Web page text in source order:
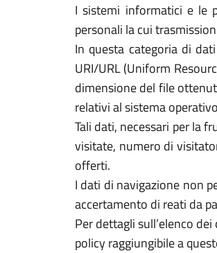
I sistemi informatici e le
personali la cui
In questa categoria di
URI/URL (Uniform
dimensione del file
relativi al sistema
Tali dati, necessari per la
visitate, numero di
offerti.
I dati di navigazione non
accertamento di reati da
Per dettagli sull’elenco
policy raggiungibile a